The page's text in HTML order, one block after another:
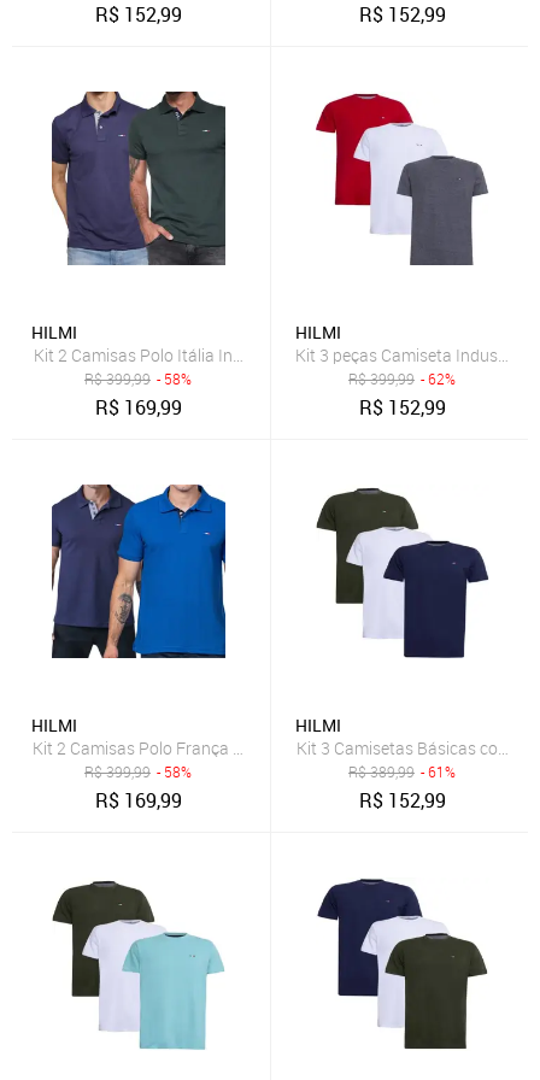
R$ 152,99 R$ 152,99
HILMI
Kit 2 Camisas Polo Itália Industrie Básica Estilo Tommy Piquet
R$399,99 - 58%
R$ 169,99
HILMI
R$399,99 - 62%
R$ 152,99
HILMI
Kit 2 Camisas Polo França Industrie Básica Estilo Tomy Piquet
R$399,99 - 58%
R$ 169,99
HILMI
Kit 3 Camisetas Básicas com
R$389,99 - 61%
R$ 152,99